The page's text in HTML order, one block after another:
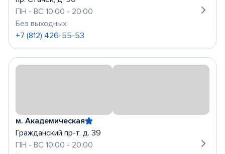
ПН - ВС 10:00 - 20:00
Без выходных
+7 (812) 426-55-53
м. Академическая
Гражданский пр-т, д. 39
ПН - ВС 10:00 - 20:00